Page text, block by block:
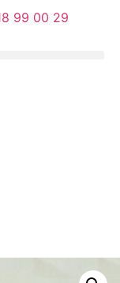
99 00 29
AU